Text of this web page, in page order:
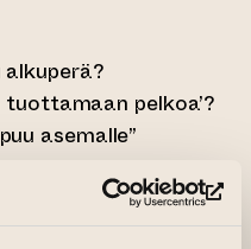
pelkoa’?
asemalle”
(hurmetta tai